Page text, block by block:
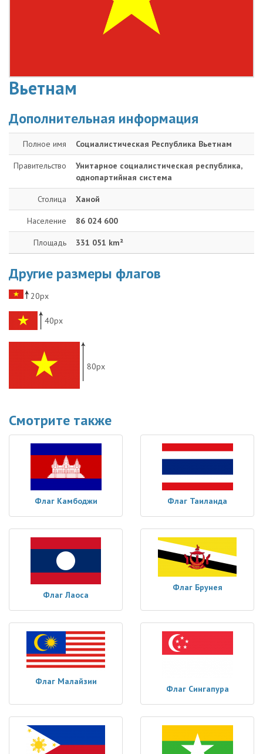
Вьетнам
Дополнительная информация
Полное имя Социалистическая Республика Вьетнам
Правительство
Унитарное социалистическая республика,
однопартийная система
Столица Ханой
Население 86 024 600
Площадь 331 051 km²
Другие размеры флагов
20px
40px
80px
Смотрите также
Флаг Камбоджи Флаг Таиланда
Флаг Лаоса
Флаг Брунея
Флаг Малайзии
Флаг Сингапура